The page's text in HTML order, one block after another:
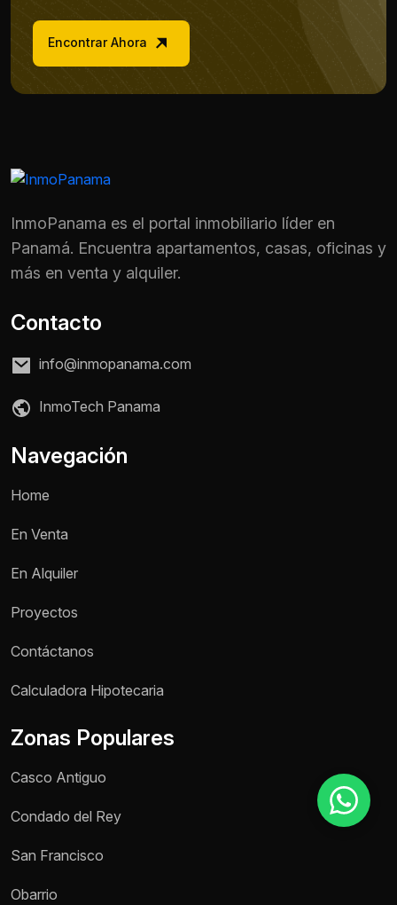
Nombre *
Encontrar Ahora
InmoPanama es el portal inmobiliario líder en
Panamá. Encuentra apartamentos, casas, oficinas y
más en venta y alquiler.
Contacto
info@inmopanama.com
InmoTech Panama
Navegación
Home
En Venta
En Alquiler
Proyectos
Contáctanos
Calculadora Hipotecaria
Zonas Populares
Casco Antiguo
Condado del Rey
San Francisco
Obarrio